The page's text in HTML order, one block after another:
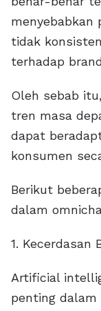
menyebabkan
tidak
terhadap
Oleh sebab
tren masa
dapat
konsumen
Berikut
dalam
1. Kecerdasan
Artificial
penting